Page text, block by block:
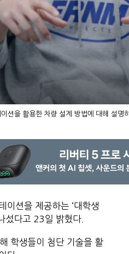
션을 활용한 차량 설계 방법에 대해 설명
이션을 제공하는 ‘대학생
섰다고 23일 밝혔다.
학생들이 첨단 기술을 활